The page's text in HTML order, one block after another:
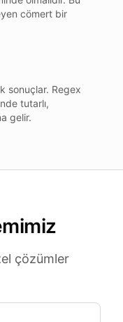
cömert bir
sonuçlar. Regex
tutarlı,
gelir.
çözümler